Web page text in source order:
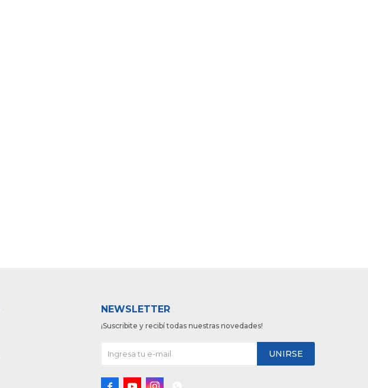
NEWSLETTER
¡Suscribite y recibí todas nuestras novedades!
UNIRSE